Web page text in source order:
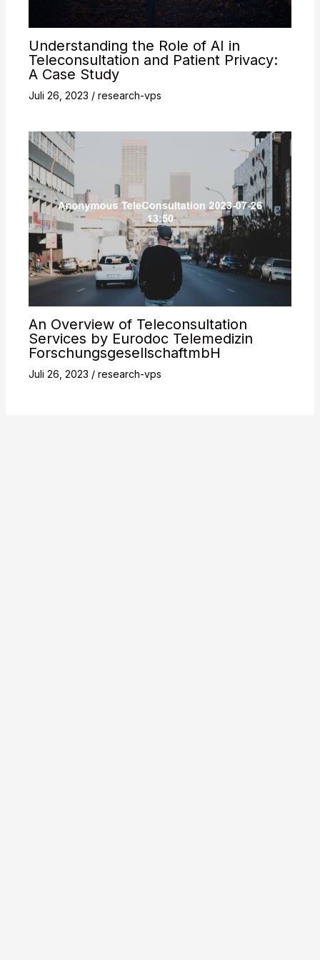
Understanding the Role of AI in
Teleconsultation and Patient Privacy:
A Case Study
Juli 26, 2023 /research-vps
An Overview of Teleconsultation
Services by Eurodoc Telemedizin
ForschungsgesellschaftmbH
Juli 26, 2023 /research-vps